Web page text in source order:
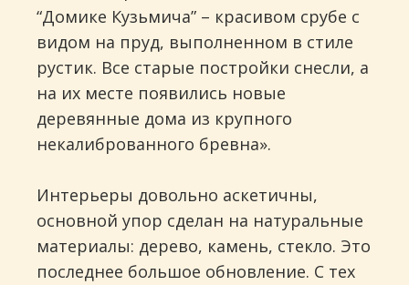
“Домике Кузьмича” – красивом срубе с
видом на пруд, выполненном в стиле
рустик. Все старые постройки снесли, а
на их месте появились новые
деревянные дома из крупного
некалиброванного бревна».
Интерьеры довольно аскетичны,
основной упор сделан на натуральные
материалы: дерево, камень, стекло. Это
последнее большое обновление. С тех